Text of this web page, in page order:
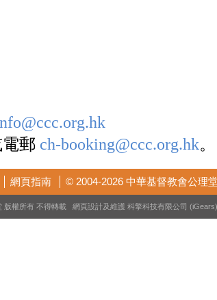
電郵 ch-booking@ccc.org.hk。
網頁指南 © 2004-2026 中華基督教會公理
版權所有 不得轉載 網頁設計及維護 科擎科技有限公司 (iGears)